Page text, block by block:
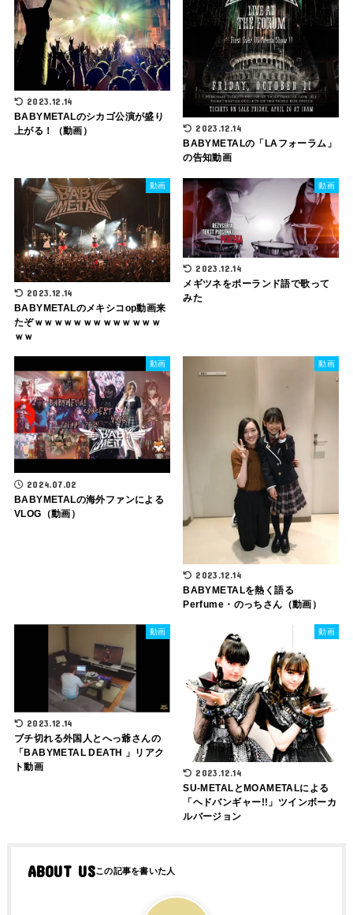
2023.12.14
BABYMETALのシカゴ公演が盛り
上がる！（動画）
2023.12.14
BABYMETALの「LAフォーラム」
の告知動画
動画
2023.12.14
BABYMETALのメキシコop動画来
たぞｗｗｗｗｗｗｗｗｗｗｗｗｗ
ｗｗ
動画
2023.12.14
メギツネをポーランド語で歌って
みた
動画
2024.07.02
BABYMETALの海外ファンによる
VLOG（動画）
動画
2023.12.14
BABYMETALを熱く語る
Perfume・のっちさん（動画）
動画
2023.12.14
ブチ切れる外国人とへっ爺さんの
「BABYMETAL DEATH 」リアク
ト動画
動画
2023.12.14
SU-METALとMOAMETALによる
「ヘドバンギャー!!」ツインボーカ
ルバージョン
ABOUT US